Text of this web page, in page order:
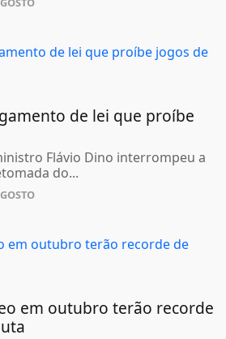
de lei que proíbe
Flávio Dino interrompeu a
do...
em outubro terão recorde